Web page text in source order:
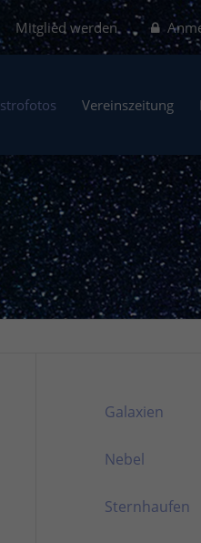
Mitglied werden
Vereinszeitung
Galaxien
Nebel
Sternhaufen